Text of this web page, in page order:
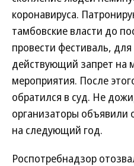
коронавируса.
тамбовские власти до
провести фестиваль,
действующий запрет на
мероприятия. После
обратился в суд. Не
организаторы объявили
на следующий год.
Роспотребнадзор